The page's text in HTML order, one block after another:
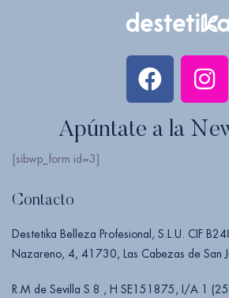
Apúntate a la
[sibwp_form id=3]
Contacto
Destetika Belleza Profesional, S.L.U. CIF
Nazareno, 4, 41730, Las Cabezas de San
R.M de Sevilla S 8 , H SE151875, I/A 1